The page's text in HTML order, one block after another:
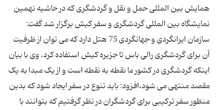
همایش بین المللی حمل و نقل و گردشگری که در حاشیه نهمین
نمایشگاه بین المللی گردشگری و سفر کیش برگزار شد گفت:
سازمان ایرانگردی و جهانگردی 75 هتل دارد که می توان از ظرفیت
آن برای گردشگری رالی باس تا جزیره کیش استفاده کرد. وی با بیان
اینکه گردشگری در کشور ما نقطه به نقطه است و از یک مبدا به یک
مقصد منتهی می شود،افزود: باید تنوع در سفر ایجاد شود که بدین
منظور سفر ترکیبی برای گردشگران در نظر گرفتیم که بتوانند با